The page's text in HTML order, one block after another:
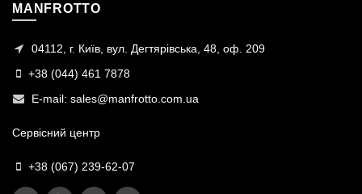
MANFROTTO
04112, г. Київ, вул. Дегтярівська, 48, оф. 209
+38 (044) 461 7878
E-mail: sales@manfrotto.com.ua
Сервісний центр
+38 (067) 239-62-07